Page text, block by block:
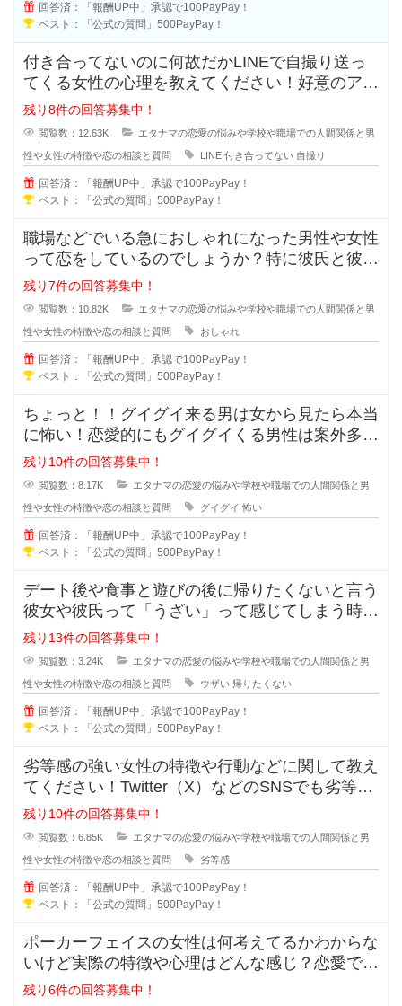
回答済：「報酬UP中」承認で100PayPay！
ベスト：「公式の質問」500PayPay！
付き合ってないのに何故だかLINEで自撮り送っ
てくる女性の心理を教えてください！好意のアピ
ールなのか、好きなのか分からな
残り8件の回答募集中！
閲覧数：12.63K エタナマの恋愛の悩みや学校や職場での人間関係と男
性や女性の特徴や恋の相談と質問 LINE 付き合ってない 自撮り
回答済：「報酬UP中」承認で100PayPay！
ベスト：「公式の質問」500PayPay！
職場などでいる急におしゃれになった男性や女性
って恋をしているのでしょうか？特に彼氏と彼女
で付き合っている状態だと浮気など
残り7件の回答募集中！
閲覧数：10.82K エタナマの恋愛の悩みや学校や職場での人間関係と男
性や女性の特徴や恋の相談と質問 おしゃれ
回答済：「報酬UP中」承認で100PayPay！
ベスト：「公式の質問」500PayPay！
ちょっと！！グイグイ来る男は女から見たら本当
に怖い！恋愛的にもグイグイくる男性は案外多い
かもしれませんが、どの様な特徴が
残り10件の回答募集中！
閲覧数：8.17K エタナマの恋愛の悩みや学校や職場での人間関係と男
性や女性の特徴や恋の相談と質問 グイグイ 怖い
回答済：「報酬UP中」承認で100PayPay！
ベスト：「公式の質問」500PayPay！
デート後や食事と遊びの後に帰りたくないと言う
彼女や彼氏って「うざい」って感じてしまう時が
ありますよね？帰りたくないと言う
残り13件の回答募集中！
閲覧数：3.24K エタナマの恋愛の悩みや学校や職場での人間関係と男
性や女性の特徴や恋の相談と質問 ウザい 帰りたくない
回答済：「報酬UP中」承認で100PayPay！
ベスト：「公式の質問」500PayPay！
劣等感の強い女性の特徴や行動などに関して教え
てください！Twitter（X）などのSNSでも劣等感
が強い女性っていますよ
残り10件の回答募集中！
閲覧数：6.85K エタナマの恋愛の悩みや学校や職場での人間関係と男
性や女性の特徴や恋の相談と質問 劣等感
回答済：「報酬UP中」承認で100PayPay！
ベスト：「公式の質問」500PayPay！
ポーカーフェイスの女性は何考えてるかわからな
いけど実際の特徴や心理はどんな感じ？恋愛では
ポーカーフェイスの女性ってモテる
残り6件の回答募集中！